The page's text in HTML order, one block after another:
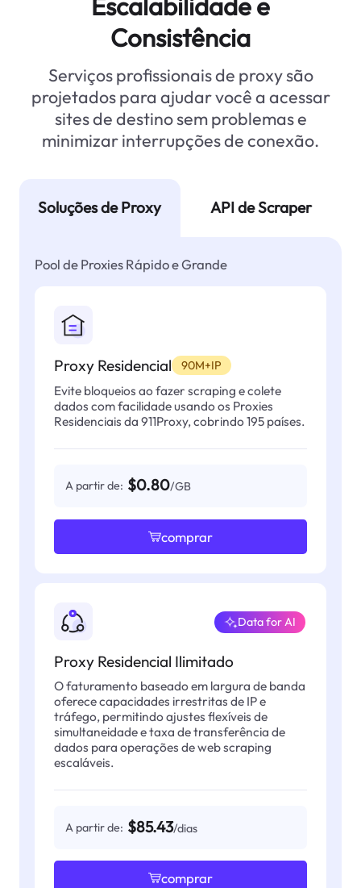
Consistência
Serviços profissionais de proxy são
projetados para ajudar você a acessar
sites de destino sem problemas e
minimizar interrupções de conexão.
Soluções de Proxy API de Scraper
Pool de Proxies Rápido e Grande
Proxy Residencial 90M+IP
Evite bloqueios ao fazer scraping e colete
dados com facilidade usando os Proxies
Residenciais da 911Proxy, cobrindo 195 países.
A partir de: $0.80/GB
comprar
Proxy Residencial Ilimitado
Data for AI
O faturamento baseado em largura de banda
oferece capacidades irrestritas de IP e
tráfego, permitindo ajustes flexíveis de
simultaneidade e taxa de transferência de
dados para operações de web scraping
escaláveis.
A partir de: $85.43/dias
comprar